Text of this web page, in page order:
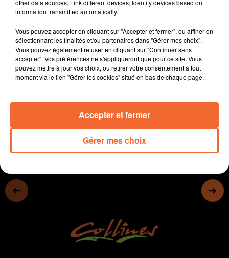
défavorable à la création d'éoliennes à Saint-Aubin-du-
La Cité de la Jeunesse et des Métiers de Bressuire met
en valeur cette semaine de secteur du BTP.
Au printemps prochain, le Futuroscope de Poitiers
disposera de son premier hotel thématique " Station
other data sources; Link different devices; Identify devices based on
information transmitted automatically.
Vous pouvez accepter en cliquant sur "Accepter et fermer", ou affiner en
sélectionnant les finalités et/ou partenaires dans "Gérer mes choix".
Vous pouvez également refuser en cliquant sur "Continuer sans
accepter". Vos préférences ne s'appliqueront que pour ce site. Vous
pouvez mettre à jour vos choix, ou retirer votre consentement à tout
moment via le lien "Gérer les cookies" situé en bas de chaque page.
Gérer mes choix
Accepter et fermer